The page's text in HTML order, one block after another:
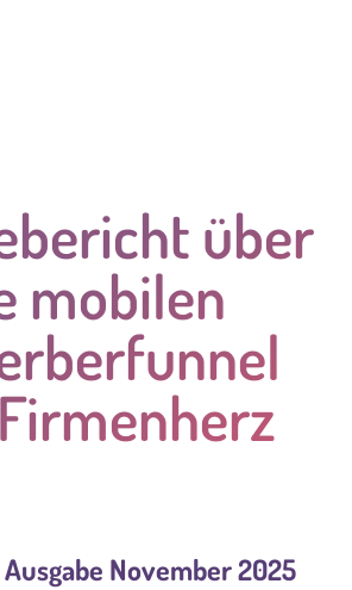
über
mobilen
Ausgabe November 2025